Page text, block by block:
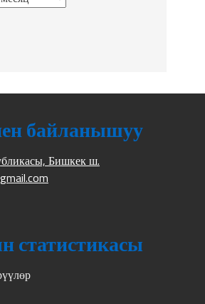
байланышуу
Бишкек ш.
статистикасы